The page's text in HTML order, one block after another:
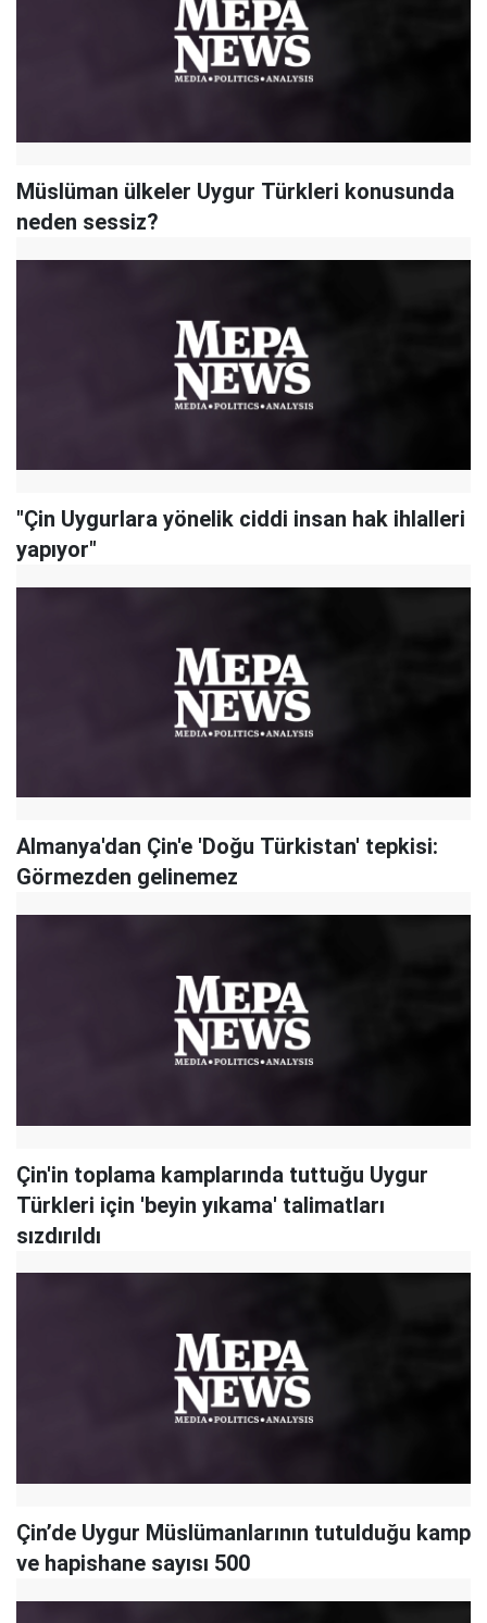
Müslüman ülkeler Uygur Türkleri konusunda
neden sessiz?
"Çin Uygurlara yönelik ciddi insan hak ihlalleri
yapıyor"
Almanya'dan Çin'e 'Doğu Türkistan' tepkisi:
Görmezden gelinemez
Çin'in toplama kamplarında tuttuğu Uygur
Türkleri için 'beyin yıkama' talimatları
sızdırıldı
Çin’de Uygur Müslümanlarının tutulduğu kamp
ve hapishane sayısı 500